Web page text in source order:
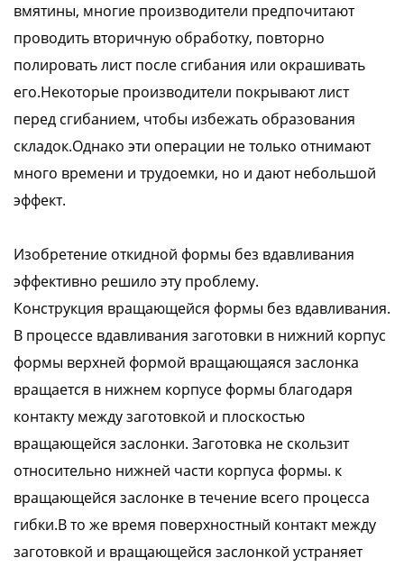
вмятины, многие производители предпочитают
проводить вторичную обработку, повторно
полировать лист после сгибания или окрашивать
его.Некоторые производители покрывают лист
перед сгибанием, чтобы избежать образования
складок.Однако эти операции не только отнимают
много времени и трудоемки, но и дают небольшой
эффект.
Изобретение откидной формы без вдавливания
эффективно решило эту проблему.
Конструкция вращающейся формы без вдавливания.
В процессе вдавливания заготовки в нижний корпус
формы верхней формой вращающаяся заслонка
вращается в нижнем корпусе формы благодаря
контакту между заготовкой и плоскостью
вращающейся заслонки. Заготовка не скользит
относительно нижней части корпуса формы. к
вращающейся заслонке в течение всего процесса
гибки.В то же время поверхностный контакт между
заготовкой и вращающейся заслонкой устраняет